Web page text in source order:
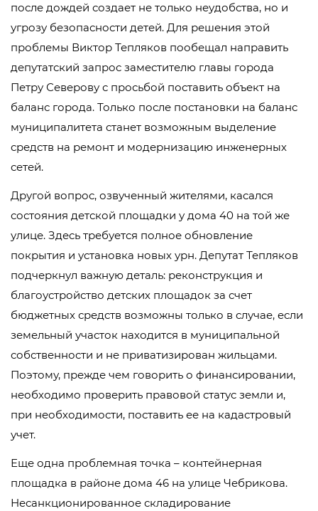
после дождей создает не только неудобства, но и
угрозу безопасности детей. Для решения этой
проблемы Виктор Тепляков пообещал направить
депутатский запрос заместителю главы города
Петру Северову с просьбой поставить объект на
баланс города. Только после постановки на баланс
муниципалитета станет возможным выделение
средств на ремонт и модернизацию инженерных
сетей.
Другой вопрос, озвученный жителями, касался
состояния детской площадки у дома 40 на той же
улице. Здесь требуется полное обновление
покрытия и установка новых урн. Депутат Тепляков
подчеркнул важную деталь: реконструкция и
благоустройство детских площадок за счет
бюджетных средств возможны только в случае, если
земельный участок находится в муниципальной
собственности и не приватизирован жильцами.
Поэтому, прежде чем говорить о финансировании,
необходимо проверить правовой статус земли и,
при необходимости, поставить ее на кадастровый
учет.
Еще одна проблемная точка – контейнерная
площадка в районе дома 46 на улице Чебрикова.
Несанкционированное складирование